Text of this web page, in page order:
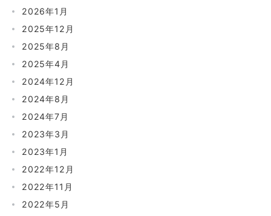
2026年1月
2025年12月
2025年8月
2025年4月
2024年12月
2024年8月
2024年7月
2023年3月
2023年1月
2022年12月
2022年11月
2022年5月